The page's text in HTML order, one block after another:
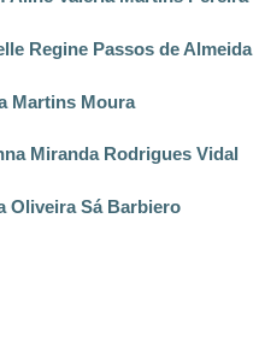
Regine Passos de Almeida
Martins Moura
Miranda Rodrigues Vidal
Oliveira Sá Barbiero